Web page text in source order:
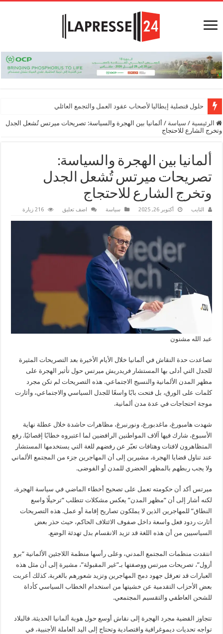
حلول قنصلية إيطاليا لأصحاب عقود العمل والتجمع العائلي
الرئيسية / سياسة / ألمانيا بين الهجرة والسياسة: تصريحات ميرتس تُشعل الجدل
وتخرج الشارع للاحتجاج
ألمانيا بين الهجرة والسياسة:
تصريحات ميرتس تُشعل الجدل
وتخرج الشارع للاحتجاج
التايب أكتوبر 26, 2025 سياسة اضف تعليق 216 زيارة
عبد الله مشنون
تصاعدت حدة النقاش في ألمانيا خلال الأيام الأخيرة بعد التصريحات المثيرة
للجدل التي أدلى بها المستشار فريدريش ميرتس حول تأثير الهجرة على
مظهر المدن الألمانية والنسيج الاجتماعي. هذه التصريحات لم تكن مجرد
كلمات على الورق، بل فتحت بابًا واسعًا للجدل السياسي والاجتماعي، وأثارت
موجة احتجاجات في عدة مدن ألمانية.
شهدت هامبورغ، ماغدبورغ، ونورنبرغ، مظاهرات حاشدة خلال عطلة نهاية
الأسبوع، شارك فيها آلاف المواطنين الرافضين لما اعتبروه خطابًا إقصائيًا. رفع
المتظاهرون لافتات وهتافات تعبّر عن رفضهم للغة التي يستخدمها المستشار
عند تناول قضايا الهجرة، مشيرين إلى أن المهاجرين جزء من المجتمع الألماني
ولا يجب ربطهم بالمظهر الحضري للمدن أو الفوضى.
ميرتس أكد أن حكومته تعمل على تصحيح أخطاء الماضي في سياسة الهجرة،
لكنه أشار إلى أن “مظهر المدن” يعكس مشكلات تتطلب “ترحيلًا واسع
النطاق” للمهاجرين الذين لا يملكون تصاريح إقامة أو عمل. هذه التصريحات
أثارت ردود فعل واسعة داخل صفوف الائتلاف الحاكم، حيث حذر بعض
السياسيين من أن هذه اللغة قد تزيد الانقسام بدل تهدئة الوضع.
انتقدت منظمات المجتمع المدني، وعلى رأسها منظمة اللاجئين الألمانية “برو
أزول”، تصريحات ميرتس ووصفتها بـ”غير المقبولة”، مشيرة إلى أن مثل هذه
العبارات قد تعرقل جهود دمج المهاجرين وتزيد شعورهم بالغربة. كذلك أعربت
بعض الأحزاب التقدمية عن خشيتها من استخدام الخطاب السياسي كأداة
للشحن العاطفي والتقسيم المجتمعي.
تتجاوز القضية مجرد الهجرة إلى نقاش أوسع حول هوية ألمانيا الحديثة. فالبلاد
تواجه تحديات ديموغرافية واقتصادية وتحتاج إلى اليد العاملة الأجنبية، في